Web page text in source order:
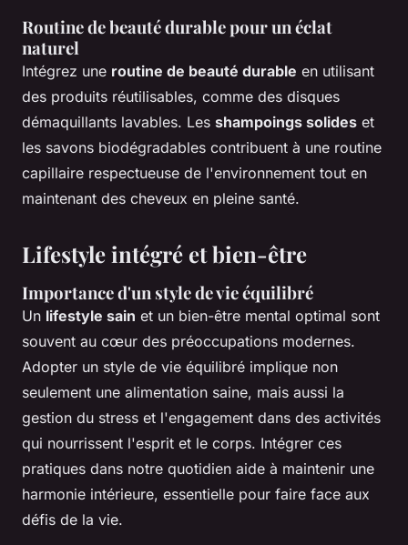
Routine de beauté durable pour un éclat
naturel
Intégrez une routine de beauté durable en utilisant
des produits réutilisables, comme des disques
démaquillants lavables. Les shampoings solides et
les savons biodégradables contribuent à une routine
capillaire respectueuse de l'environnement tout en
maintenant des cheveux en pleine santé.
Lifestyle intégré et bien-être
Importance d'un style de vie équilibré
Un lifestyle sain et un bien-être mental optimal sont
souvent au cœur des préoccupations modernes.
Adopter un style de vie équilibré implique non
seulement une alimentation saine, mais aussi la
gestion du stress et l'engagement dans des activités
qui nourrissent l'esprit et le corps. Intégrer ces
pratiques dans notre quotidien aide à maintenir une
harmonie intérieure, essentielle pour faire face aux
défis de la vie.